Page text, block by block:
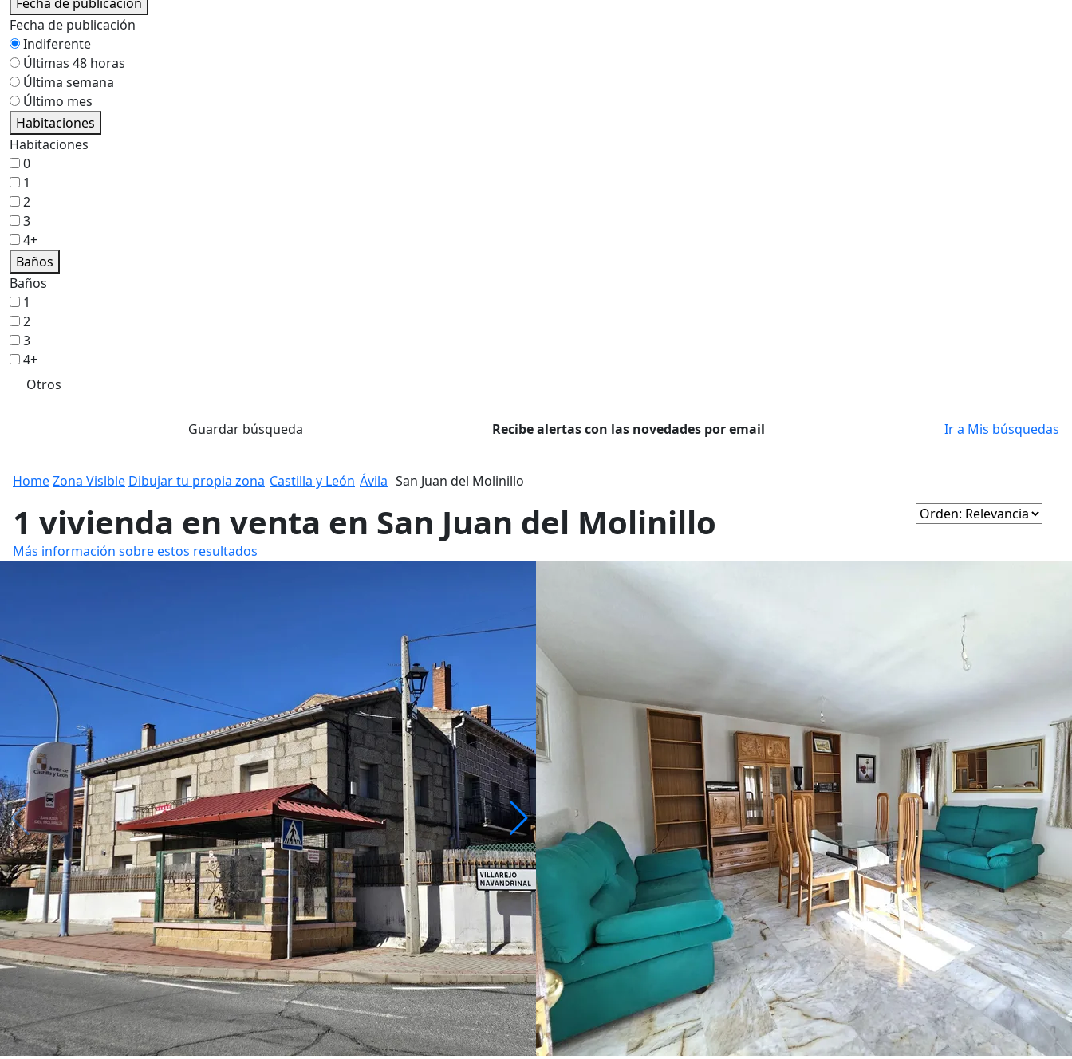
Fecha de publicación
Indiferente
Últimas 48 horas
Última semana
Último mes
Habitaciones
Habitaciones
0
1
2
3
4+
Baños
Baños
1
2
3
4+
Otros
Guardar búsqueda Recibe alertas con las novedades por email Ir a Mis búsquedas
HomeZona Vislble Dibujar tu propia zona Castilla y León Ávila San Juan del Molinillo
1 vivienda en venta en San Juan del Molinillo
Más información sobre estos resultados